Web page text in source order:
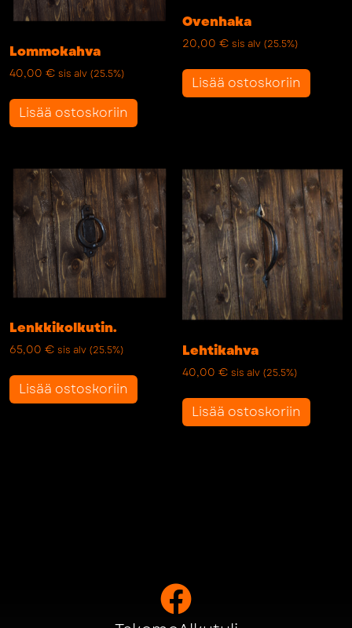
Lommokahva
40,00 € sis alv (25.5%)
Lisää ostoskoriin
Ovenhaka
20,00€ sis alv (25.5%)
Lisää ostoskoriin
Lenkkikolkutin.
65,00 € sis alv (25.5%)
Lisää ostoskoriin
Lehtikahva
40,00€ sis alv (25.5%)
Lisää ostoskoriin